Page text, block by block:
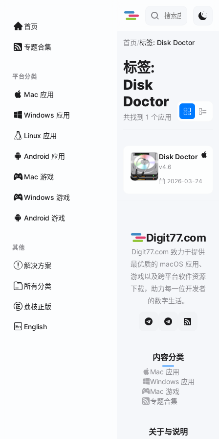
首页
专题合集
平台分类
Mac 应用
Windows 应用
Linux 应用
Android 应用
Mac 游戏
Windows 游戏
Android 游戏
其他
解决方案
所有分类
荔枝正版
English
首页/标签: Disk Doctor
标签:
Disk
Doctor
共找到 1 个应用
Disk Doctor
v4.6
2026-03-24
Digit77.com
Digit77.com 致力于提供
最优质的 macOS 应用、
游戏以及跨平台软件资源
下载，助力每一位开发者
的数字生活。
内容分类
Mac 应用
Windows 应用
Mac 游戏
专题合集
关于与说明